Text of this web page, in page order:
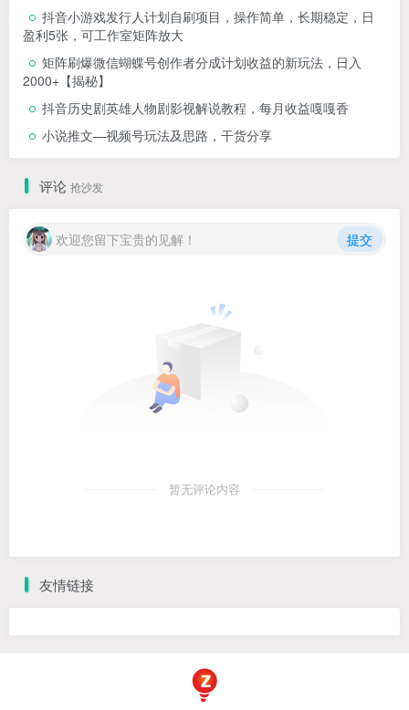
抖音小游戏发行人计划自刷项目，操作简单，长期稳定，日
盈利5张，可工作室矩阵放大
矩阵刷爆微信蝴蝶号创作者分成计划收益的新玩法，日入
2000+【揭秘】
抖音历史剧英雄人物剧影视解说教程，每月收益嘎嘎香
小说推文—视频号玩法及思路，干货分享
评论 抢沙发
欢迎您留下宝贵的见解！ 提交
暂无评论内容
友情链接